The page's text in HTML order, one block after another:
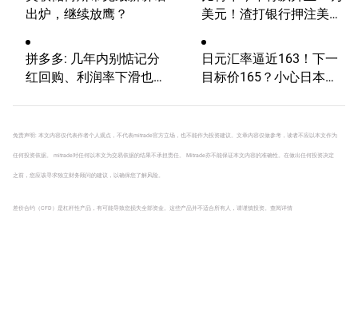
出炉，继续放鹰？
美元！渣打银行押注美国
拼多多: 几年内别惦记分
红回购、利润率下滑也不
日元汇率逼近163！下一
目标价165？小心日本当
免责声明: 本文内容仅代表作者个人观点，不代表mitrade官方立场，也不能作为投资建议。文章内容仅做参考，读者不应以本文作为
任何投资依据。 mitrade对任何以本文为交易依据的结果不承担责任。 Mitrade亦不能保证本文内容的准确性。在做出任何投资决定
之前，您应该寻求独立财务顾问的建议，以确保您了解风险。
差价合约（CFD）是杠杆性产品，有可能导致您损失全部资金。这些产品并不适合所有人，请谨慎投资。 查阅详情